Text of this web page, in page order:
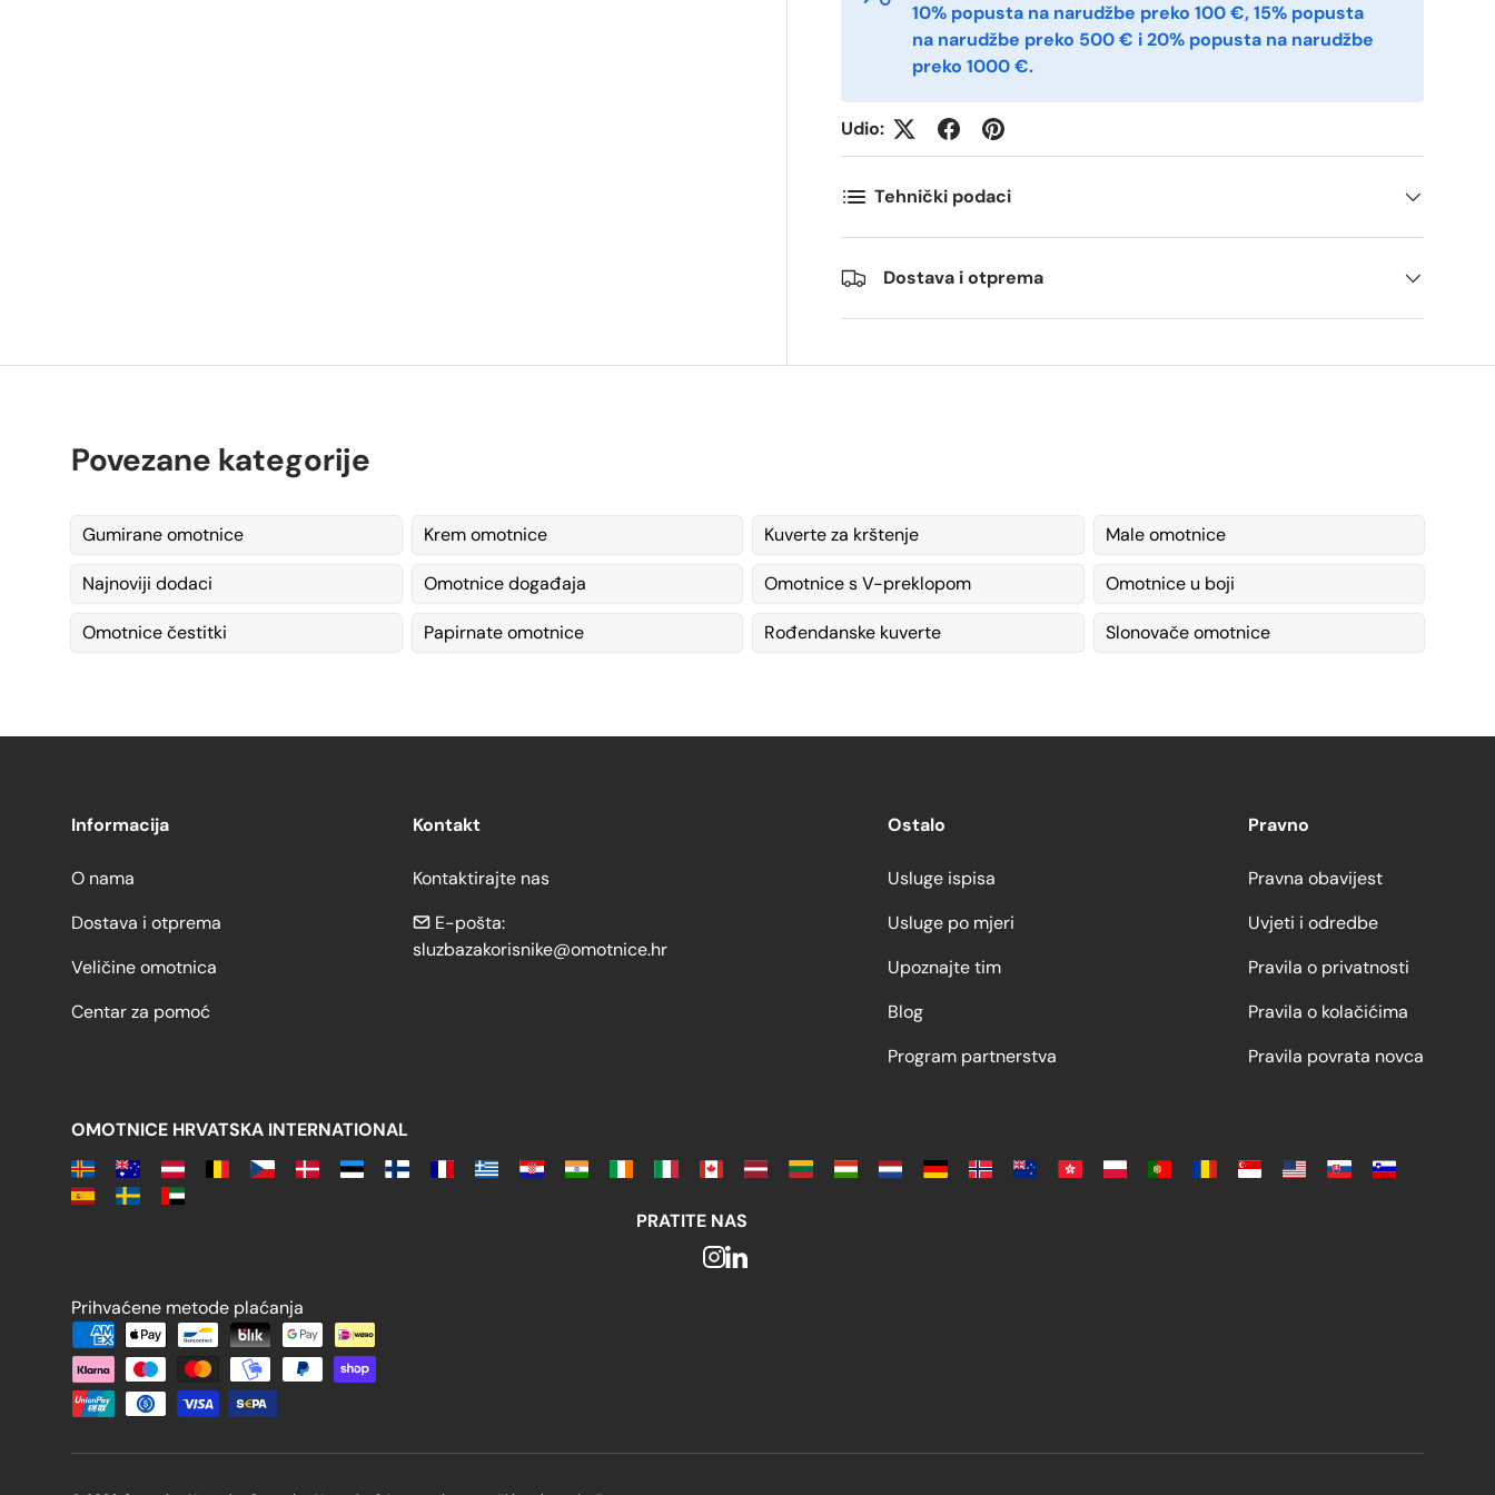
10% popusta na narudžbe preko 100 €, 15% popusta
na narudžbe preko 500 € i 20% popusta na narudžbe
preko 1000 €.
Udio:
Tehnički podaci
Dostava i otprema
Povezane kategorije
Gumirane omotnice Krem omotnice Kuverte za krštenje Male omotnice
Najnoviji dodaci Omotnice događaja Omotnice s V-preklopom Omotnice u boji
Omotnice čestitki Papirnate omotnice Rođendanske kuverte Slonovače omotnice
Informacija
O nama
Dostava i otprema
Veličine omotnica
Centar za pomoć
Kontakt
Kontaktirajte nas
E-pošta:
sluzbazakorisnike@omotnice.hr
Ostalo
Usluge ispisa
Usluge po mjeri
Upoznajte tim
Blog
Program partnerstva
Pravno
Pravna obavijest
Uvjeti i odredbe
Pravila o privatnosti
Pravila o kolačićima
Pravila povrata novca
OMOTNICE HRVATSKA INTERNATIONAL
PRATITE NAS
Prihvaćene metode plaćanja
Prihvaćene metode plaćanja